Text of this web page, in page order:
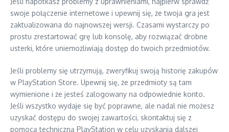
swoje połączenie internetowe i upewnij się, że twoja gra jest
zaktualizowana do najnowszej wersji. Czasami wystarczy po
prostu zrestartować grę lub konsolę, aby rozwiązać drobne
usterki, które uniemożliwiają dostęp do twoich przedmiotów.
Jeśli problemy się utrzymują, zweryfikuj swoją historię zakupów
w PlayStation Store. Upewnij się, że przedmioty są tam
wymienione i że jesteś zalogowany na odpowiednie konto.
Jeśli wszystko wydaje się być poprawne, ale nadal nie możesz
uzyskać dostępu do swojej zawartości, skontaktuj się z
pomocą techniczną PlayStation w celu uzyskania dalszej